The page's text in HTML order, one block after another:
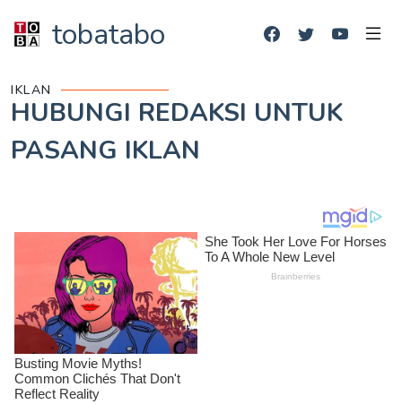
tobatabo
IKLAN
HUBUNGI REDAKSI UNTUK
PASANG IKLAN